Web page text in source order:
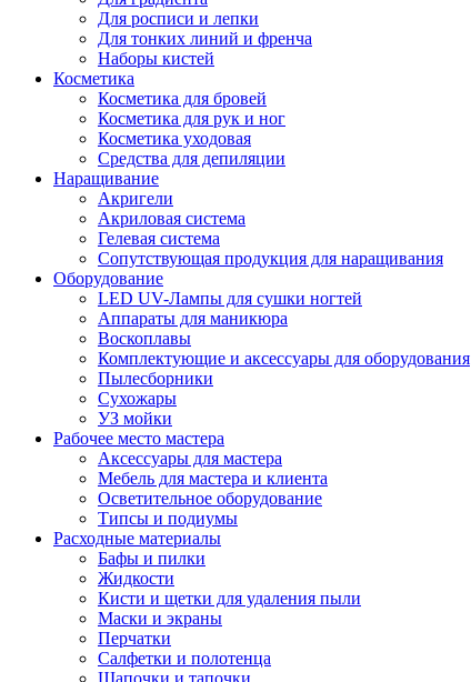
Для росписи и лепки
Для тонких линий и френча
Наборы кистей
Косметика
Косметика для бровей
Косметика для рук и ног
Косметика уходовая
Средства для депиляции
Наращивание
Акригели
Акриловая система
Гелевая система
Сопутствующая продукция для наращивания
Оборудование
LED UV-Лампы для сушки ногтей
Аппараты для маникюра
Воскоплавы
Комплектующие и аксессуары для оборудования
Пылесборники
Сухожары
УЗ мойки
Рабочее место мастера
Аксессуары для мастера
Мебель для мастера и клиента
Осветительное оборудование
Типсы и подиумы
Расходные материалы
Бафы и пилки
Жидкости
Кисти и щетки для удаления пыли
Маски и экраны
Перчатки
Салфетки и полотенца
Шапочки и тапочки